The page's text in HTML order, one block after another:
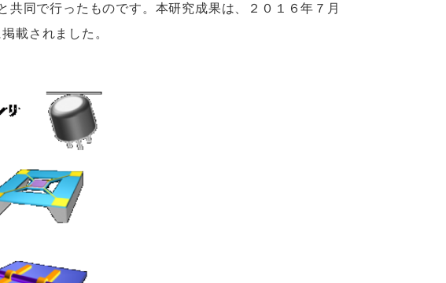
同で行ったものです。本研究成果は、２０１６年７月
載されました。